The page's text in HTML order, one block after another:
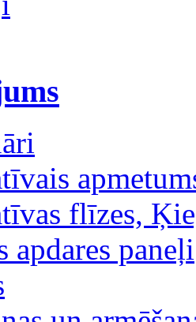
flīzes,
apdares paneļi